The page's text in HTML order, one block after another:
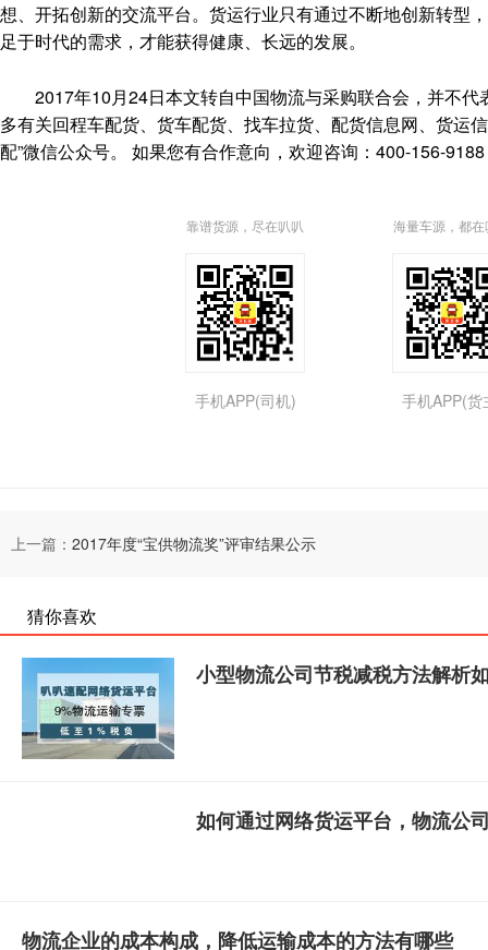
想、开拓创新的交流平台。货运行业只有通过不断地创新转型
足于时代的需求，才能获得健康、长远的发展。
2017年10月24日本文转自中国物流与采购联合会，并不代
多有关回程车配货、货车配货、找车拉货、配货信息网、货运
配”微信公众号。 如果您有合作意向，欢迎咨询：400-156-9188
靠谱货源，尽在叭叭
手机APP(司机)
海量车源，都在
手机APP(货
上一篇： 2017年度“宝供物流奖”评审结果公示
猜你喜欢
小型物流公司节税减税方法解析
如何通过网络货运平台，物流公
物流企业的成本构成，降低运输成本的方法有哪些